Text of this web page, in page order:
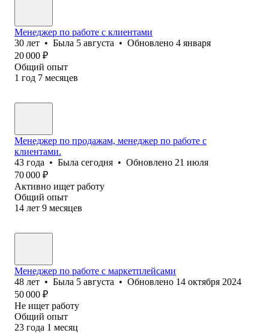
Менеджер по работе с клиентами
30 лет • Была 5 августа • Обновлено 4 января
20 000 ₽
Общий опыт
1 год 7 месяцев
Менеджер по продажам, менеджер по работе с
клиентами.
43 года • Была сегодня • Обновлено 21 июля
70 000 ₽
Активно ищет работу
Общий опыт
14 лет 9 месяцев
Менеджер по работе с маркетплейсами
48 лет • Была 5 августа • Обновлено 14 октября 2024
50 000 ₽
Не ищет работу
Общий опыт
23 года 1 месяц